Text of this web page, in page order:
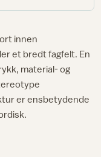
innen
et bredt fagfelt. En
material- og
er ensbetydende